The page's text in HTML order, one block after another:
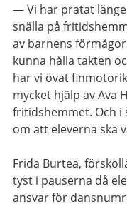
— Vi har pratat
snälla på
av barnens
kunna hålla takten
har vi övat
mycket hjälp av Ava
fritidshemmet. Och i
om att eleverna ska
Frida Burtea,
tyst i pauserna då
ansvar för